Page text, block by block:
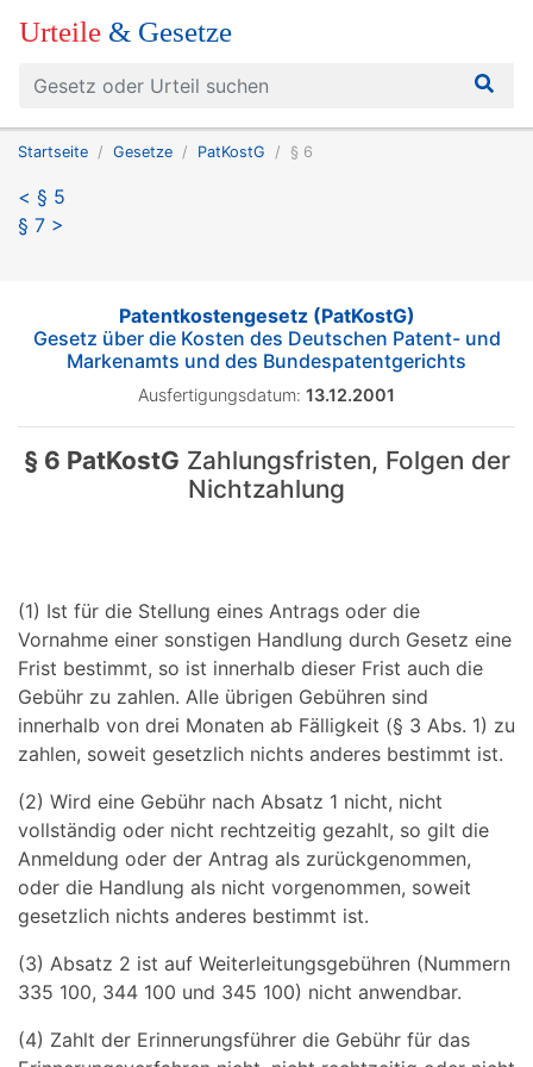
Urteile & Gesetze
Startseite Gesetze PatKostG § 6
< § 5
§ 7 >
Patentkostengesetz (PatKostG)
Gesetz über die Kosten des Deutschen Patent- und
Markenamts und des Bundespatentgerichts
Ausfertigungsdatum: 13.12.2001
§ 6 PatKostG Zahlungsfristen, Folgen der
Nichtzahlung
(1) Ist für die Stellung eines Antrags oder die
Vornahme einer sonstigen Handlung durch Gesetz eine
Frist bestimmt, so ist innerhalb dieser Frist auch die
Gebühr zu zahlen. Alle übrigen Gebühren sind
innerhalb von drei Monaten ab Fälligkeit (§ 3 Abs. 1) zu
zahlen, soweit gesetzlich nichts anderes bestimmt ist.
(2) Wird eine Gebühr nach Absatz 1 nicht, nicht
vollständig oder nicht rechtzeitig gezahlt, so gilt die
Anmeldung oder der Antrag als zurückgenommen,
oder die Handlung als nicht vorgenommen, soweit
gesetzlich nichts anderes bestimmt ist.
(3) Absatz 2 ist auf Weiterleitungsgebühren (Nummern
335 100, 344 100 und 345 100) nicht anwendbar.
(4) Zahlt der Erinnerungsführer die Gebühr für das